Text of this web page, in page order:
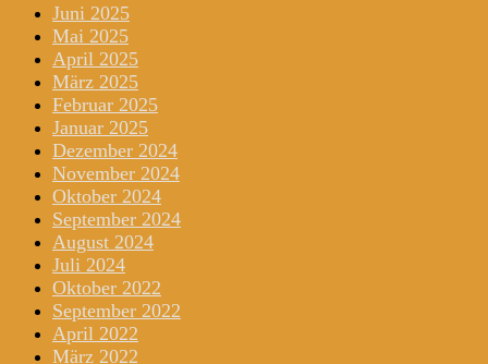
Juni 2025
Mai 2025
April 2025
März 2025
Februar 2025
Januar 2025
Dezember 2024
November 2024
Oktober 2024
September 2024
August 2024
Juli 2024
Oktober 2022
September 2022
April 2022
März 2022